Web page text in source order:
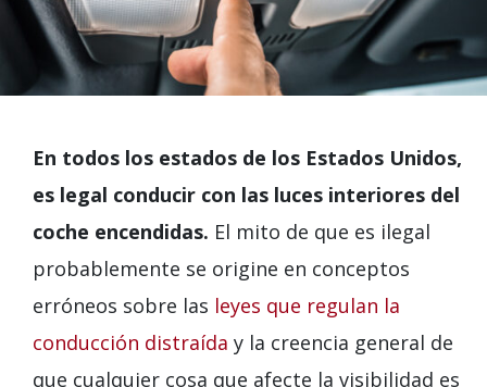
En todos los estados de los Estados Unidos,
es legal conducir con las luces interiores del
coche encendidas. El mito de que es ilegal
probablemente se origine en conceptos
erróneos sobre las leyes que regulan la
conducción distraída y la creencia general de
que cualquier cosa que afecte la visibilidad es